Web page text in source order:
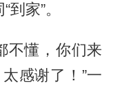
家”。
不懂，你们来
感谢了！”一